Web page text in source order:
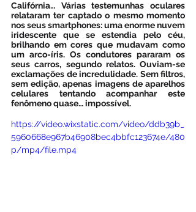
Califórnia… Várias testemunhas oculares
relataram ter captado o mesmo momento
nos seus smartphones: uma enorme nuvem
iridescente que se estendia pelo céu,
brilhando em cores que mudavam como
um arco-íris. Os condutores pararam os
seus carros, segundo relatos. Ouviam-se
exclamações de incredulidade. Sem filtros,
sem edição, apenas imagens de aparelhos
celulares tentando acompanhar este
fenômeno quase… impossível.
https://video.wixstatic.com/video/ddb39b_
5960668e967b46908bec4bbfc123674e/480
p/mp4/file.mp4